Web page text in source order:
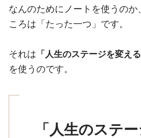
なんのためにノートを使うのか
ころは 「たった一つ」 です。
それは 「人生のステージを変える
を使うのです。
「人生のステ